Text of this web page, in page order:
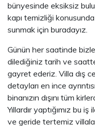
bünyesinde eksiksiz
kapı temizliği
sunmak için buradayız.
Günün her saatinde
dilediğiniz tarih ve
gayret ederiz. Villa dış
detayları en ince
binanızın dışını tüm
Yıllardır yaptığımız bu
ve geride tertemiz